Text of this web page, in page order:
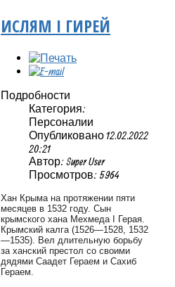
ИСЛЯМ I ГИРЕЙ
Подробности
Категория:
Персоналии
Опубликовано 12.02.2022
20:21
Автор: Super User
Просмотров: 5964
Хан Крыма на протяжении пяти
месяцев в 1532 году. Сын
крымского хана Мехмеда I Герая.
Крымский калга (1526—1528, 1532
—1535). Вел длительную борьбу
за ханский престол со своими
дядями Саадет Гераем и Сахиб
Гераем.